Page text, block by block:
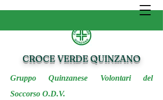
CROCE VERDE QUINZANO
Gruppo Quinzanese Volontari del
Soccorso O.D.V.